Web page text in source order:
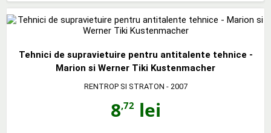
Tehnici de supravietuire pentru antitalente tehnice -
Marion si Werner Tiki Kustenmacher
RENTROP SI STRATON - 2007
8,72lei